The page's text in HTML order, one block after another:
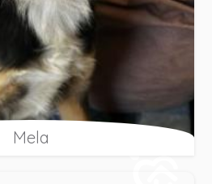
Mela